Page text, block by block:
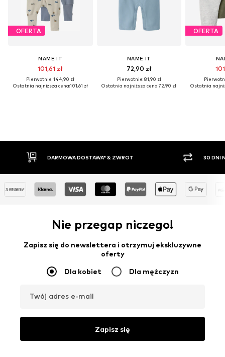
OFERTA
NAME IT
101,61 zł
Pierwotnie: 144,90 zł
Ostatnia najniższa cena:101,61 zł
NAME IT
72,90 zł
Pierwotnie: 81,90 zł
Ostatnia najniższa cena:72,90 zł
OFERTA
Ostatnia
& ZWROT 30 DNI NA ZWROT TOWARU
Nie przegap niczego!
Zapisz się do newslettera i otrzymuj ekskluzywne
oferty
Dla kobiet Dla mężczyzn
Twój adres e-mail
Zapisz się